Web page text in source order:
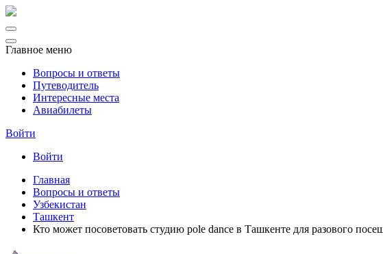
Главное меню
Вопросы и ответы
Путеводитель
Интересные места
Авиабилеты
Войти
Войти
Главная
Вопросы и ответы
Узбекистан
Ташкент
Кто может посоветовать студию pole dance в Ташкенте для разового